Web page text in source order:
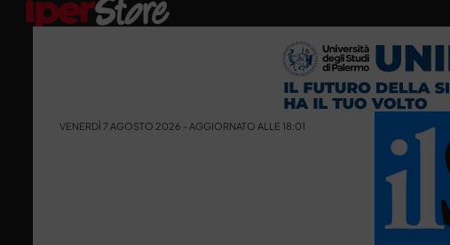
VENERDÌ 7 AGOSTO 2026 - AGGIORNATO ALLE 18:01